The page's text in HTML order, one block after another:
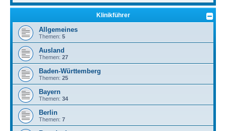
Klinikführer
Allgemeines
Themen: 5
Ausland
Themen: 27
Baden-Württemberg
Themen: 25
Bayern
Themen: 34
Berlin
Themen: 7